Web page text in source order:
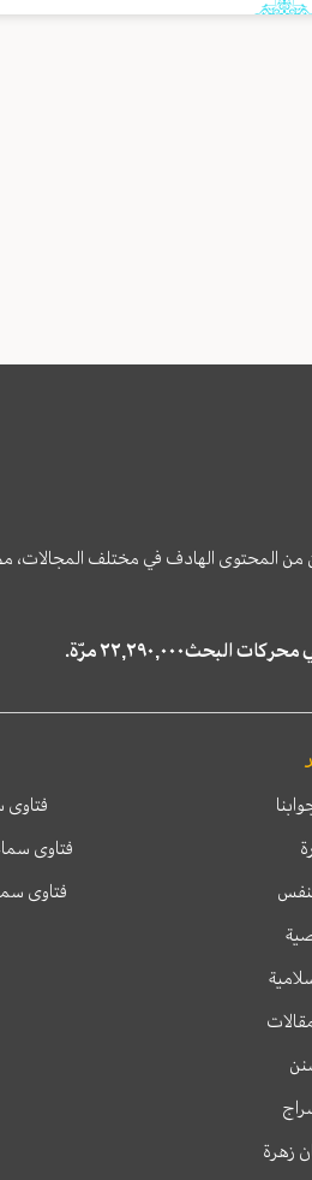
من المحتوى الهادف في مختلف
زهرة
فتاوى
فتاوى
فتاوى